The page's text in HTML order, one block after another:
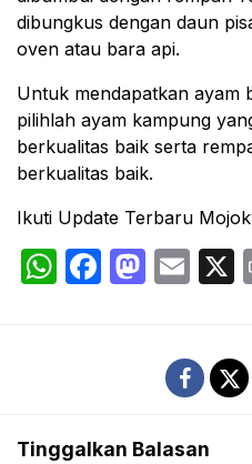
dibungkus dengan daun
oven atau bara api.
Untuk mendapatkan ayam
pilihlah ayam kampung
berkualitas baik serta
berkualitas baik.
Ikuti Update Terbaru
WhatsApp
Tinggalkan Balasan